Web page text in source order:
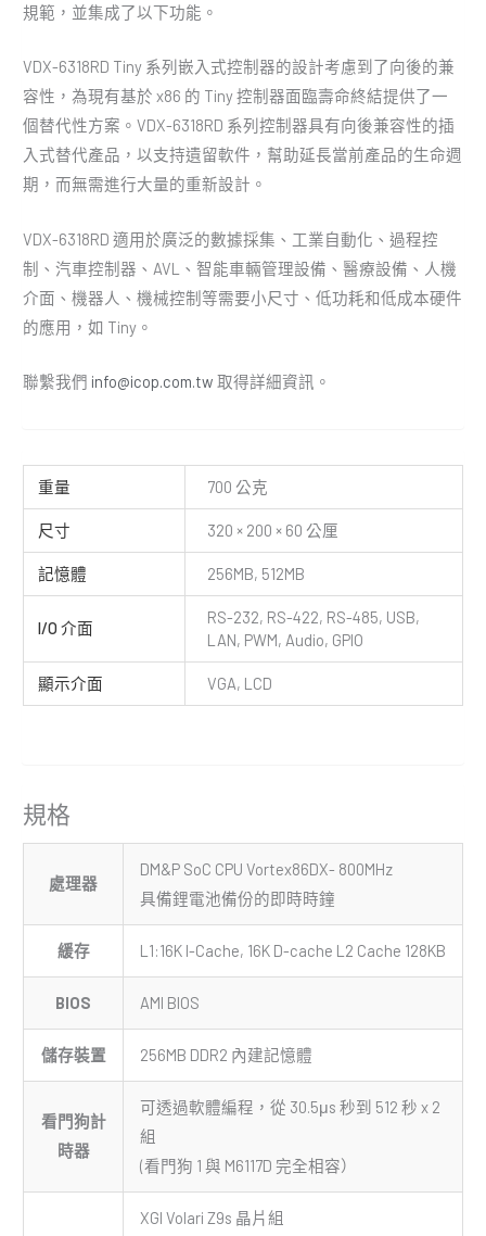
規範，並集成了以下功能。
VDX-6318RD Tiny 系列嵌入式控制器的設計考慮到了向後的兼
容性，為現有基於 x86 的 Tiny 控制器面臨壽命終結提供了一
個替代性方案。VDX-6318RD 系列控制器具有向後兼容性的插
入式替代產品，以支持遺留軟件，幫助延長當前產品的生命週
期，而無需進行大量的重新設計。
VDX-6318RD 適用於廣泛的數據採集、工業自動化、過程控
制、汽車控制器、AVL、智能車輛管理設備、醫療設備、人機
介面、機器人、機械控制等需要小尺寸、低功耗和低成本硬件
的應用，如 Tiny。
聯繫我們 info@icop.com.tw 取得詳細資訊。
重量 700 公克
尺寸 320 × 200 × 60 公厘
記憶體 256MB, 512MB
I/O 介面
RS-232, RS-422, RS-485, USB,
LAN, PWM, Audio, GPIO
顯示介面 VGA, LCD
規格
處理器
DM&P SoC CPU Vortex86DX- 800MHz
具備鋰電池備份的即時時鐘
緩存 L1:16K I-Cache, 16K D-cache L2 Cache 128KB
BIOS AMI BIOS
儲存裝置 256MB DDR2 內建記憶體
看門狗計
時器
可透過軟體編程，從 30.5μs 秒到 512 秒 x 2
組
(看門狗 1 與 M6117D 完全相容）
XGI Volari Z9s 晶片組